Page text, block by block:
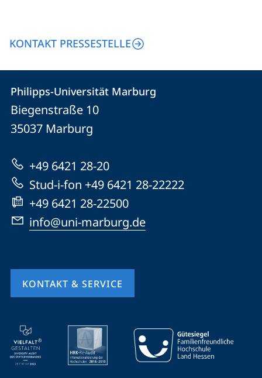
KONTAKT PRESSESTELLE
Kontakt
und
Informationen
zur
Website
Kontaktinformationen
Philipps-
Universität
Philipps-Universität Marburg
Biegenstraße 10
35037 Marburg
+49 6421 28-20
Stud-i-fon +49 6421 28-22222
+49 6421 28-22500
info@uni-marburg.de
KONTAKT & SERVICE
Mobile-
Service-
Navigation